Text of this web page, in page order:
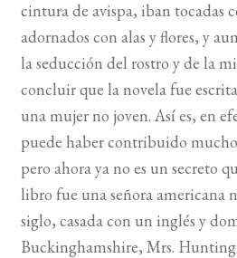
cintura de avispa, iban tocadas
adornados con alas y flores, y
la seducción del rostro y de la
concluir que la novela fue
una mujer no joven. Así es, en
puede haber contribuido
pero ahora ya no es un secreto
libro fue una señora americana
siglo, casada con un inglés y
Buckinghamshire, Mrs.